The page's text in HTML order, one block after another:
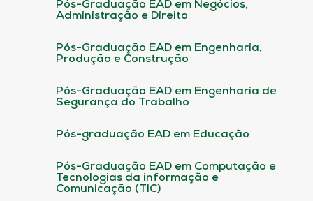
Pós-Graduação EAD em Negócios,
Administração e Direito
Pós-Graduação EAD em Engenharia,
Produção e Construção
Pós-Graduação EAD em Engenharia de
Segurança do Trabalho
Pós-graduação EAD em Educação
Pós-Graduação EAD em Computação e
Tecnologias da informação e
Comunicação (TIC)